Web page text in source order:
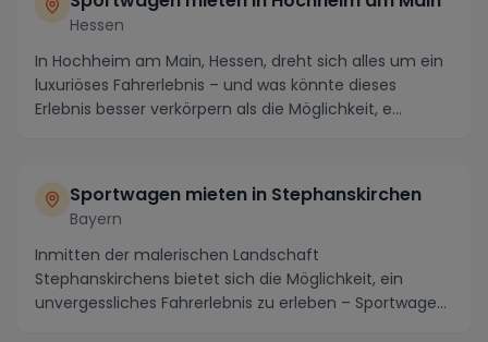
Hessen
In Hochheim am Main, Hessen, dreht sich alles um ein
luxuriöses Fahrerlebnis – und was könnte dieses
Erlebnis besser verkörpern als die Möglichkeit, e...
Sportwagen mieten in Stephanskirchen
Bayern
Inmitten der malerischen Landschaft
Stephanskirchens bietet sich die Möglichkeit, ein
unvergessliches Fahrerlebnis zu erleben – Sportwagen